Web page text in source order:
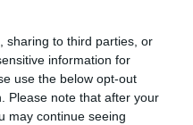
sharing to third parties, or
information for
use the below opt-out
Please note that after your
may continue seeing
από κάθε γωνιά
στους Έλληνες,